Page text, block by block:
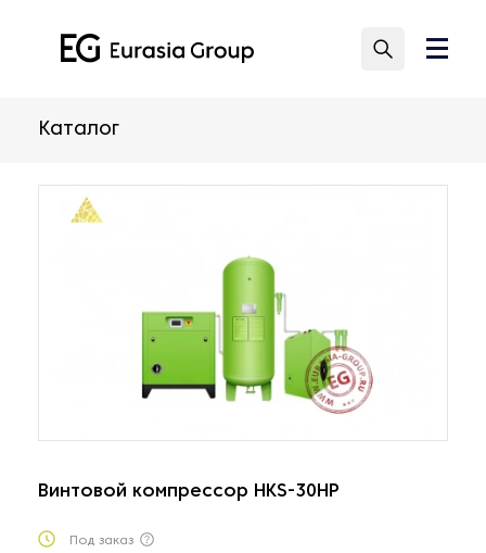
Каталог
Винтовой компрессор HKS-30HP
Под заказ